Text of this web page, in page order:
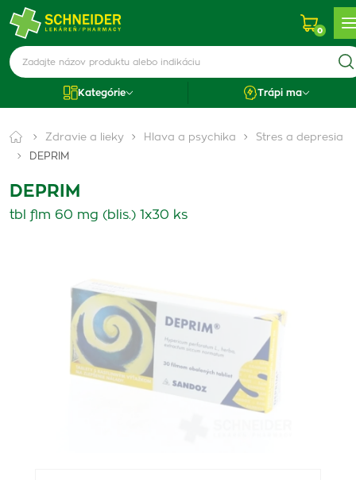
0
Kategórie Trápi ma
Zdravie a lieky Hlava a psychika
Stres a depresia
DEPRIM
DEPRIM
tbl flm 60 mg (blis.) 1x30 ks